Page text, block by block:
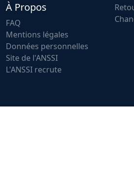
À Propos
FAQ
Mentions légales
Données personnelles
Site de l'ANSSI
L'ANSSI recrute